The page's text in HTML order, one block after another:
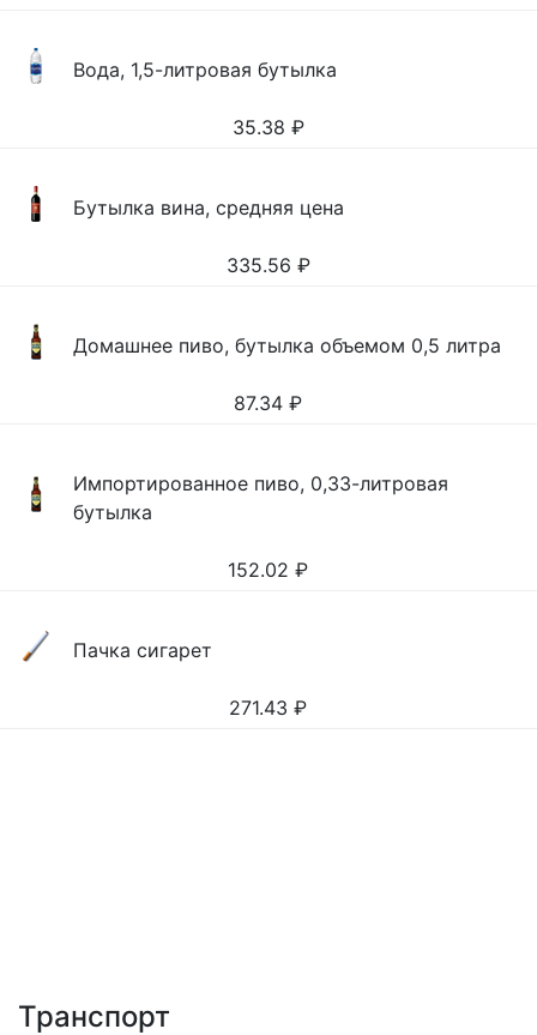
Вода, 1,5-литровая бутылка
35.38 ₽
Бутылка вина, средняя цена
335.56 ₽
Домашнее пиво, бутылка объемом 0,5 литра
87.34 ₽
Импортированное пиво, 0,33-литровая
бутылка
152.02 ₽
Пачка сигарет
271.43 ₽
Транспорт